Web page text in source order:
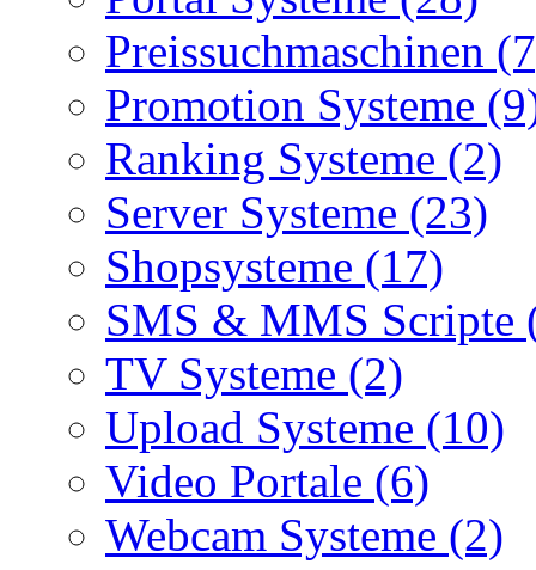
Preissuchmaschinen
Promotion Systeme
Ranking Systeme (2)
Server Systeme (23)
Shopsysteme (17)
SMS & MMS Scripte
TV Systeme (2)
Upload Systeme (10)
Video Portale (6)
Webcam Systeme (2)